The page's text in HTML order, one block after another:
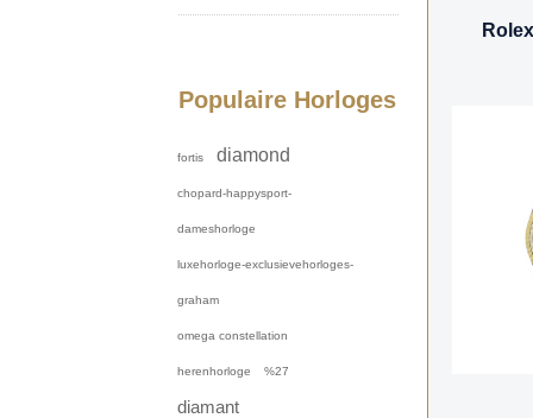
Populaire Horloges
fortis diamond
chopard-happysport-
dameshorloge
luxehorloge-exclusievehorloges-
graham
omega constellation
herenhorloge %27
diamant